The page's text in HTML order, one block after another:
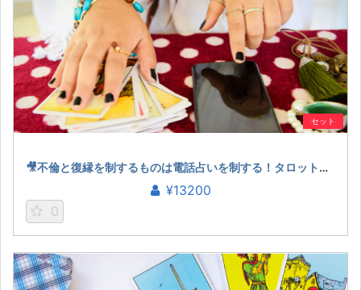
セット
🎥不倫と復縁を制するものは電話占いを制する！タロット鑑定プロの『占略』（五十六謀星もっちぃ）
¥13200
0